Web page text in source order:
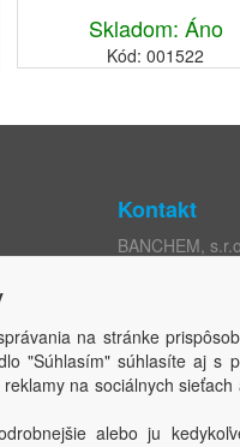
Skladom: Áno
Kód: 001522
Kontakt
BANCHEM,
IČO: 36227901
IČ DPH:
na stránke
"Súhlasím" súhlasíte aj s
na sociálnych
alebo ju